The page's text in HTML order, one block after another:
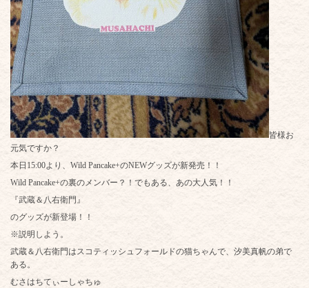
皆様お
元気ですか？
本日15:00より、Wild Pancake+のNEWグッズが新発売！！
Wild Pancake+の裏のメンバー？！でもある、あの大人気！！
『武蔵＆八右衛門』
のグッズが新登場！！
※説明しよう。
武蔵＆八右衛門はスコティッシュフォールドの猫ちゃんで、汐美真帆の弟で
ある。
むさはちてぃーしゃちゅ